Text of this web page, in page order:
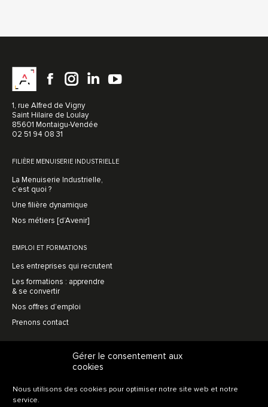
Gérer le consentement aux
cookies
Nous utilisons des cookies pour optimiser notre site web et notre
service.
Facebook
instagram
LinkedIn
1, rue Alfred de Vigny
Saint Hilaire de Loulay
85601 Montaigu-Vendée
02 51 94 08 31
FILIÈRE MENUISERIE INDUSTRIELLE
La Menuiserie Industrielle,
c’est quoi ?
Une filière dynamique
Nos métiers [d’Avenir]
EMPLOI ET FORMATIONS
Les entreprises qui recrutent
Les formations : apprendre
& se convertir
Nos offres d’emploi
Prenons contact
L’association, en bref
L’innovation collective